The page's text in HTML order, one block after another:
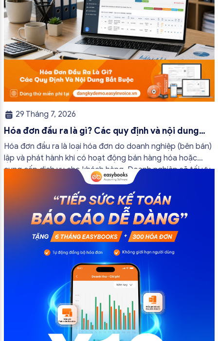
29 Tháng 7, 2026
Hóa đơn đầu ra là gì? Các quy định và nội dung
bắt buộc mới nhất
Hóa đơn đầu ra là loại hóa đơn do doanh nghiệp (bên bán)
lập và phát hành khi có hoạt động bán hàng hóa hoặc
cung cấp dịch vụ cho khách hàng. Doanh nghiệp sẽ tối ưu
quy trình vận hành và tránh được những án phạt hành
chính không đáng có nếu nắm rõ […]